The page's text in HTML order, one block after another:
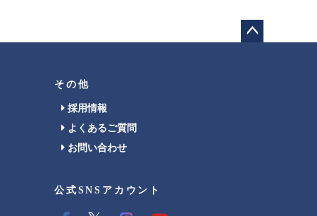
その他
採用情報
よくあるご質問
お問い合わせ
公式SNSアカウント